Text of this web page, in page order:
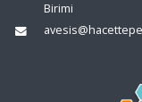
Birimi